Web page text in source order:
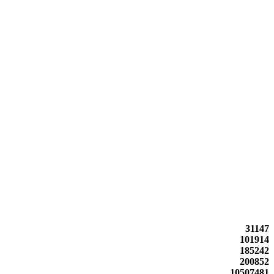
31147
101914
185242
200852